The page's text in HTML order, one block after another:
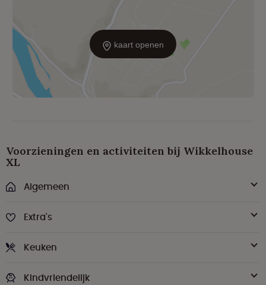
kaart openen
Voorzieningen en activiteiten bij Wikkelhouse
XL
Algemeen
Extra's
Keuken
Kindvriendelijk